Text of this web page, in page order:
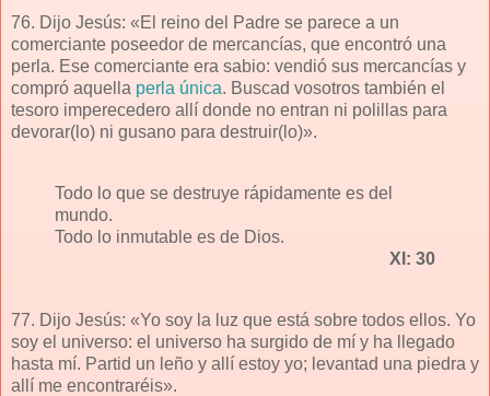
76. Dijo Jesús: «El reino del Padre se parece a un
comerciante poseedor de mercancías, que encontró una
perla. Ese comerciante era sabio: vendió sus mercancías y
compró aquella perla única. Buscad vosotros también el
tesoro imperecedero allí donde no entran ni polillas para
devorar(lo) ni gusano para destruir(lo)».
Todo lo que se destruye rápidamente es del
mundo.
Todo lo inmutable es de Dios.
XI: 30
77. Dijo Jesús: «Yo soy la luz que está sobre todos ellos. Yo
soy el universo: el universo ha surgido de mí y ha llegado
hasta mí. Partid un leño y allí estoy yo; levantad una piedra y
allí me encontraréis».